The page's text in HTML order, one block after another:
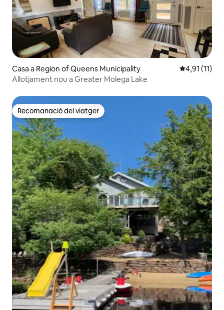
Casa a Region of Queens Municipality 4,91 de
4,91 (11)
Allotjament nou a Greater Molega Lake
Recomanació del viatger
Recomanació del viatger